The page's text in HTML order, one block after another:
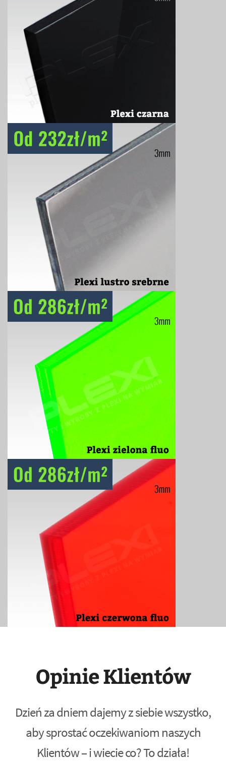
Opinie Klientów
Dzień za dniem dajemy z siebie wszystko,
aby sprostać oczekiwaniom naszych
Klientów – i wiecie co? To działa!